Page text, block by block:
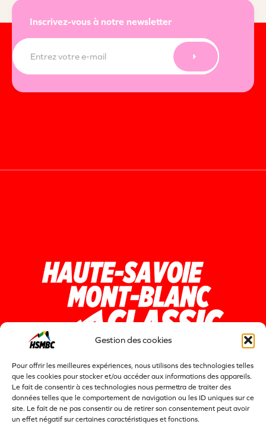
Gestion des cookies
Pour offrir les meilleures expériences, nous utilisons des technologies telles
que les cookies pour stocker et/ou accéder aux informations des appareils.
Le fait de consentir à ces technologies nous permettra de traiter des
données telles que le comportement de navigation ou les ID uniques sur ce
site. Le fait de ne pas consentir ou de retirer son consentement peut avoir
un effet négatif sur certaines caractéristiques et fonctions.
Inscrivez-vous à notre newsletter
mail